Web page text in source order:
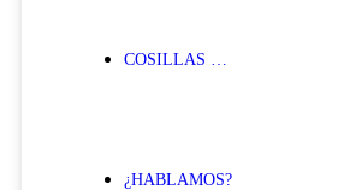
COSILLAS …
¿HABLAMOS?